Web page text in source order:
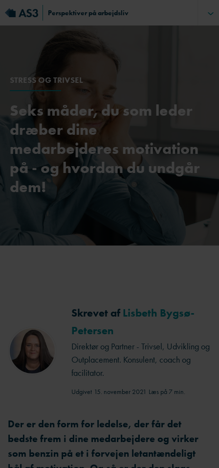
Perspektiver på arbejdsliv
STRESS OG TRIVSEL
Seks måder, du som leder
dræber dine
medarbejderes motivation
på - og hvordan du undgår
dem!
Skrevet af Lisbeth Bygsø-
Petersen
Direktør og Partner - Trivsel, Udvikling og
Outplacement. Konsulent, coach og
facilitator.
Udgivet 15. november 2021 Læs på 7 min.
Der er den form for ledelse, der får det
bedste frem i dine medarbejdere og virker
som benzin på et i forvejen letantændeligt